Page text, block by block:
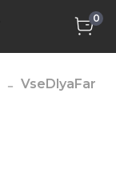
0
VseDlyaFar